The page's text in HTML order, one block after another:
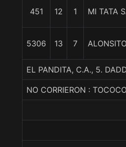
451 12 1 MI TATA
5306 13 7
EL PANDITA, C.A., 5.
NO CORRIERON :